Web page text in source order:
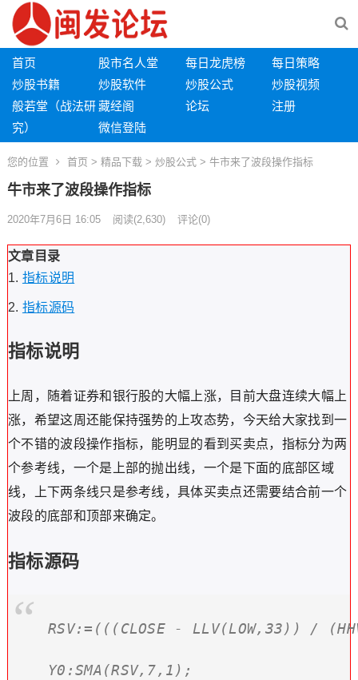
首页 股市名人堂 每日龙虎榜
每日策略
炒股书籍
炒股软件 炒股公式
炒股视频
般若堂（战法研
究）
藏经阁 论坛
注册
微信登陆
您的位置 首页 > 精品下载> 炒股公式 > 牛市来了波段操作指标
牛市来了波段操作指标
2020年7月6日 16:05 阅读(2,630) 评论(0)
文章目录
指标说明
指标源码
指标说明
上周，随着证券和银行股的大幅上涨，目前大盘连续大幅上
涨，希望这周还能保持强势的上攻态势，今天给大家找到一
个不错的波段操作指标，能明显的看到买卖点，指标分为两
个参考线，一个是上部的抛出线，一个是下面的底部区域
线，上下两条线只是参考线，具体买卖点还需要结合前一个
波段的底部和顶部来确定。
指标源码
RSV:=(((CLOSE - LLV(LOW,33)) /
Y0:SMA(RSV,7,1);